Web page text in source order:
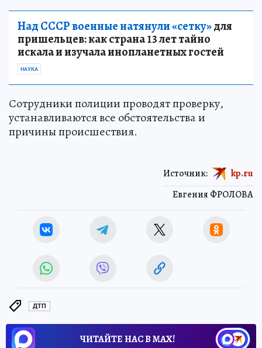
Над СССР военные натянули «сетку»для
пришельцев: как страна 13 лет тайно
искала и изучала инопланетных гостей
НАУКА
Сотрудники полиции проводят проверку,
устанавливаются все обстоятельства и
причины происшествия.
Евгения ФРОЛОВА
Источник: kp.ru
ДТП
ЧИТАЙТЕ НАС В МАХ!